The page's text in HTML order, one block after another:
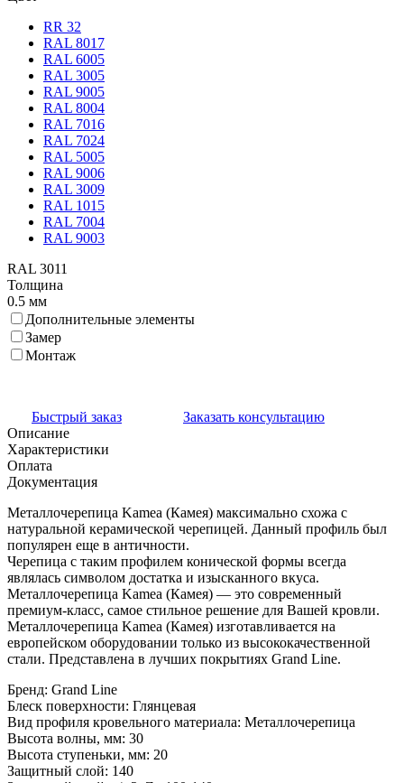
RR 32
RAL 8017
RAL 6005
RAL 3005
RAL 9005
RAL 8004
RAL 7016
RAL 7024
RAL 5005
RAL 9006
RAL 3009
RAL 1015
RAL 7004
RAL 9003
RAL 3011
Толщина
0.5 мм
Дополнительные элементы
Замер
Монтаж
Быстрый заказ
Заказать консультацию
Описание
Характеристики
Оплата
Документация
Металлочерепица Kamea (Камея) максимально схожа с
натуральной керамической черепицей. Данный профиль был
популярен еще в античности.
Черепица с таким профилем конической формы всегда
являлась символом достатка и изысканного вкуса.
Металлочерепица Kamea (Камея) — это современный
премиум-класс, самое стильное решение для Вашей кровли.
Металлочерепица Kamea (Камея) изготавливается на
европейском оборудовании только из высококачественной
стали. Представлена в лучших покрытиях Grand Line.
Бренд: Grand Line
Блеск поверхности: Глянцевая
Вид профиля кровельного материала: Металлочерепица
Высота волны, мм: 30
Высота ступеньки, мм: 20
Защитный слой: 140